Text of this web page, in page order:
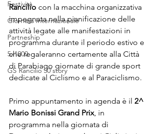
Festività
Giornata Internazionale
Partneship
5x1000
GS Rancilio 50'story
Rancilio con la macchina organizzativa
impegnata nella pianificazione delle
attività legate alle manifestazioni in
programma durante il periodo estivo e
che regaleranno certamente alla Città
di Parabiago giornate di grande sport
dedicate al Ciclismo e al Paraciclismo.
Primo appuntamento in agenda è il 2^
Mario Bonissi Grand Prix, in
programma nella giornata di